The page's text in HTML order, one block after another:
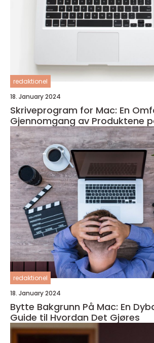
redaktionel
18. January 2024
Skriveprogram for Mac: En
Gjennomgang av Produktene
redaktionel
18. January 2024
Bytte Bakgrunn På Mac: En
Guide til Hvordan Det Gjøres